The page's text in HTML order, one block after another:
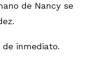
de Nancy se
inmediato.